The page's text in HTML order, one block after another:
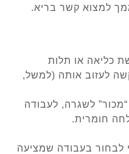
למצוא קשר בריא.
כליאה או תלות
לעזוב אותה (למשל,
לשגרה, לעבודה
חומרית.
לבחור בעבודה שמציעה